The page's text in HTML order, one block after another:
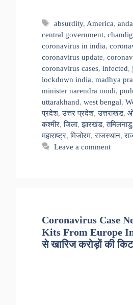
Tags
absurdity, America,
central government,
coronavirus in india,
coronavirus update,
coronavirus cases, infected,
lockdown india, madhya
minister narendra modi,
uttarakhand, west bengal,
प्रदेश,उत्तर प्रदेश,उत्तराखंड,
कश्मीर,जिला,झारखंड,तमिलनाडु
महाराष्ट्र,मिजोरम,राजस्थान,
Leave a comment
Coronavirus Case
Kits From Europe In
से खारिज करोड़ों की